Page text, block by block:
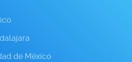
de México